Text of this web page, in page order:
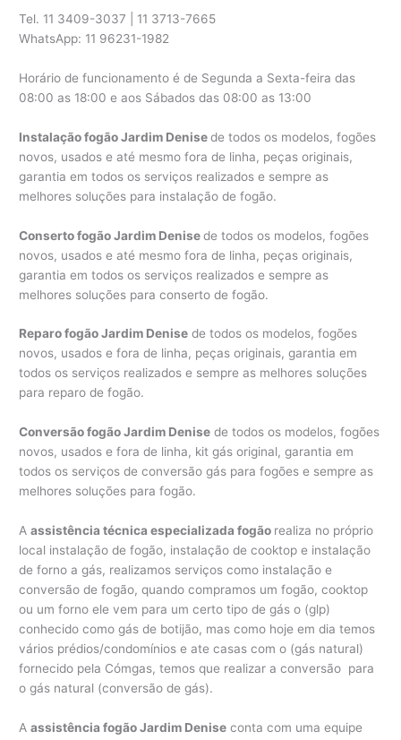
Tel. 11 3409-3037 | 11 3713-7665
WhatsApp: 11 96231-1982
Horário de funcionamento é de Segunda a Sexta-feira das
08:00 as 18:00 e aos Sábados das 08:00 as 13:00
Instalação fogão Jardim Denisede todos os modelos, fogões
novos, usados e até mesmo fora de linha, peças originais,
garantia em todos os serviços realizados e sempre as
melhores soluções para instalação de fogão.
Conserto fogão Jardim Denisede todos os modelos, fogões
novos, usados e até mesmo fora de linha, peças originais,
garantia em todos os serviços realizados e sempre as
melhores soluções para conserto de fogão.
Reparo fogão Jardim Denise de todos os modelos, fogões
novos, usados e fora de linha, peças originais, garantia em
todos os serviços realizados e sempre as melhores soluções
para reparo de fogão.
Conversão fogão Jardim Denise de todos os modelos, fogões
novos, usados e fora de linha, kit gás original, garantia em
todos os serviços de conversão gás para fogões e sempre as
melhores soluções para fogão.
Aassistência técnica especializada fogão realiza no próprio
local instalação de fogão, instalação de cooktop e instalação
de forno a gás, realizamos serviços como instalação e
conversão de fogão, quando compramos um fogão, cooktop
ou um forno ele vem para um certo tipo de gás o (glp)
conhecido como gás de botijão, mas como hoje em dia temos
vários prédios/condomínios e ate casas com o (gás natural)
fornecido pela Cómgas, temos que realizar a conversão para
o gás natural (conversão de gás).
Aassistência fogão Jardim Denise conta com uma equipe